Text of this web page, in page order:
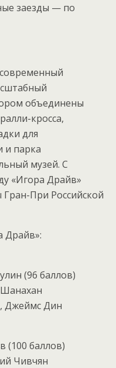
заезды — по
объединены
кросса,
для
и парка
музей. С
«Игора Драйв»
При Российской
Драйв»:
(96 баллов)
Джеймс Дин
(100 баллов)
Чивчян